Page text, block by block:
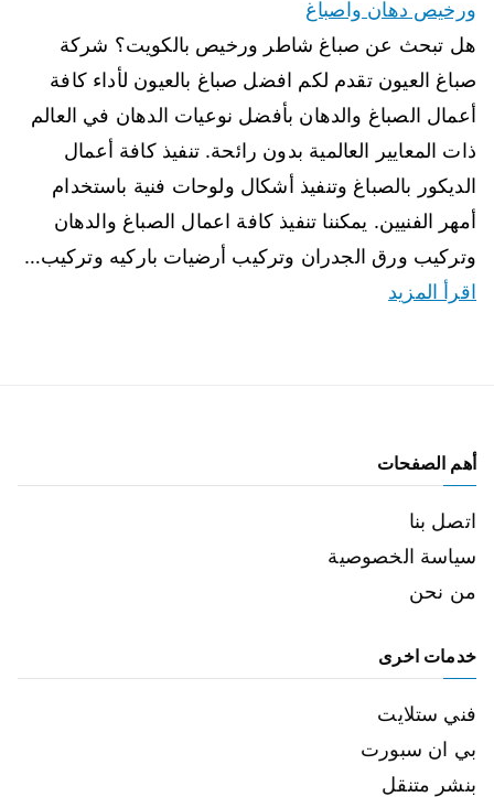
ورخيص دهان واصباغ
هل تبحث عن صباغ شاطر ورخيص بالكويت؟ شركة
صباغ العيون تقدم لكم افضل صباغ بالعيون لأداء كافة
أعمال الصباغ والدهان بأفضل نوعيات الدهان في العالم
ذات المعايير العالمية بدون رائحة. تنفيذ كافة أعمال
الديكور بالصباغ وتنفيذ أشكال ولوحات فنية باستخدام
أمهر الفنيين. يمكننا تنفيذ كافة اعمال الصباغ والدهان
وتركيب ورق الجدران وتركيب أرضيات باركيه وتركيب…
اقرأ المزيد
أهم الصفحات
اتصل بنا
سياسة الخصوصية
من نحن
خدمات اخرى
فني ستلايت
بي ان سبورت
بنشر متنقل